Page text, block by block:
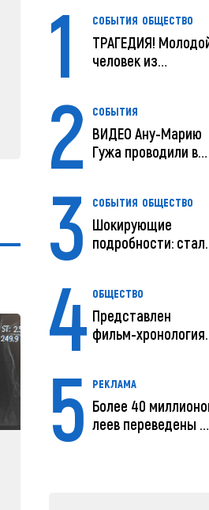
Зеленский объявляет о
радикальной
реструктуризации
04 февраля 2025, 11:49
1 СОБЫТИЯ ОБЩЕСТВО
ТРАГЕДИЯ!
человек из
2 СОБЫТИЯ
ВИДЕО Ану-Марию
Гужа проводили в
3 СОБЫТИЯ ОБЩЕСТВО
Шокирующие
подробности:
4 ОБЩЕСТВО
Представлен
фильм-хронология
5 РЕКЛАМА
Более 40
леев переведены с